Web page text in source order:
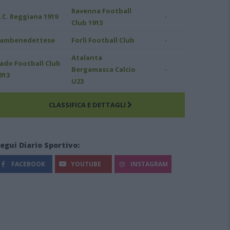
Reggiana 1919
Ravenna Football
Club 1913
-
Forlì Football Club -
Football Club
Atalanta
Bergamasca Calcio
U23
-
CLASSIFICA E DETTAGLI
Diario Sportivo:
FACEBOOK YOUTUBE INSTAGRAM